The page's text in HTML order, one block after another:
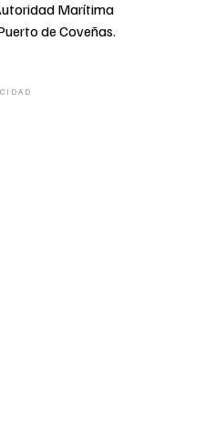
Marítima
de Coveñas.